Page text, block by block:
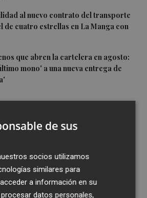
al nuevo contrato del transporte
de cuatro estrellas en La Manga con
que abren la cartelera en agosto:
mono' a una nueva entrega de
de sus
socios utilizamos
similares para
a información en su
datos personales,